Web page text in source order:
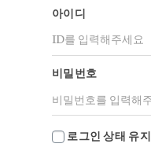
아이디
비밀번호
로그인 상태 유지